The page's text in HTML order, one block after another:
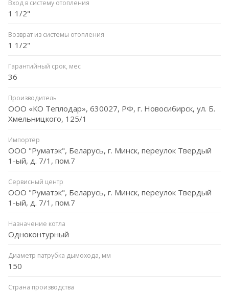
Вход в систему отопления
1 1/2"
Возврат из системы отопления
1 1/2"
Гарантийный срок, мес
36
Производитель
ООО «КО Теплодар», 630027, РФ, г. Новосибирск, ул. Б.
Хмельницкого, 125/1
Импортёр
ООО "Руматэк", Беларусь, г. Минск, переулок Твердый
1-ый, д. 7/1, пом.7
Сервисный центр
ООО "Руматэк", Беларусь, г. Минск, переулок Твердый
1-ый, д. 7/1, пом.7
Назначение котла
Одноконтурный
Диаметр патрубка дымохода, мм
150
Страна производства